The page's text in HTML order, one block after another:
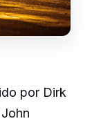
por Dirk